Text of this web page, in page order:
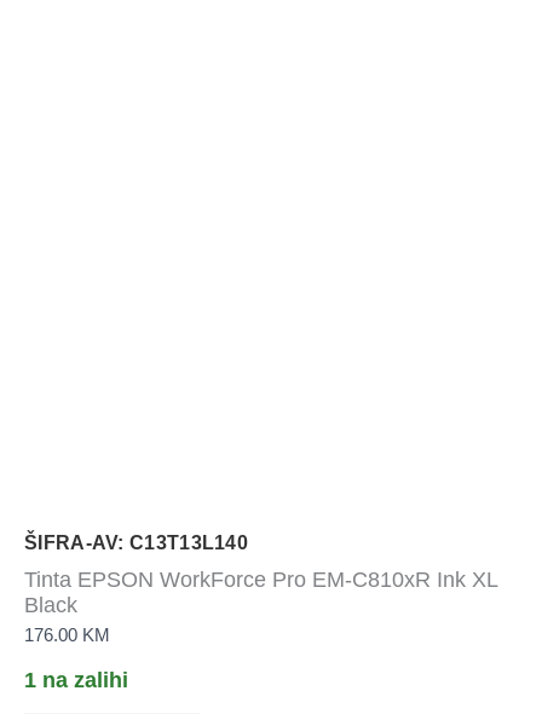
ŠIFRA-AV: C13T13L140
Tinta EPSON WorkForce Pro EM-C810xR Ink XL
Black
176.00 KM
1 na zalihi